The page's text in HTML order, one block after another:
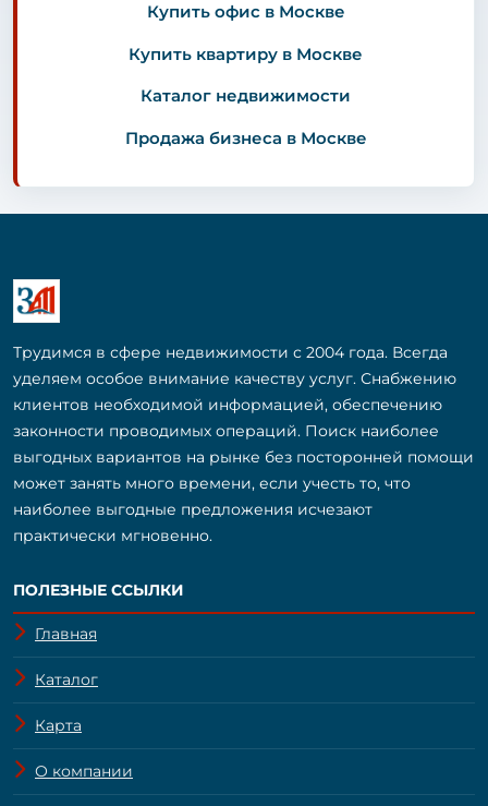
Купить офис в Москве
Купить квартиру в Москве
Каталог недвижимости
Продажа бизнеса в Москве
Трудимся в сфере недвижимости с 2004 года. Всегда
уделяем особое внимание качеству услуг. Снабжению
клиентов необходимой информацией, обеспечению
законности проводимых операций. Поиск наиболее
выгодных вариантов на рынке без посторонней помощи
может занять много времени, если учесть то, что
наиболее выгодные предложения исчезают
практически мгновенно.
ПОЛЕЗНЫЕ ССЫЛКИ
Главная
Каталог
Карта
О компании